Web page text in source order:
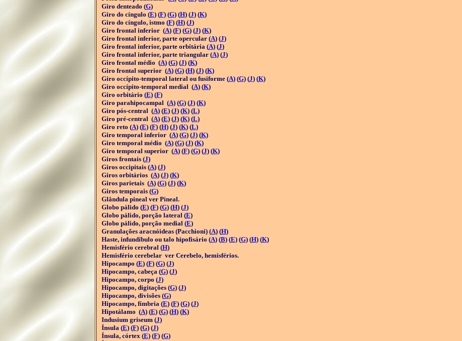
Giro denteado (G)
Giro do cíngulo (E) (F) (G) (H) (J) (K)
Giro do cíngulo, istmo (F) (H) (J)
Giro frontal inferior (A) (F) (G) (J) (K)
Giro frontal inferior, parte opercular (A) (J)
Giro frontal inferior, parte orbitária (A) (J)
Giro frontal inferior, parte triangular (A) (J)
Giro frontal médio (A) (G) (J) (K)
Giro frontal superior (A) (G) (H) (J) (K)
Giro occípito-temporal lateral ou fusiforme (A) (G) (J) (K)
Giro occípito-temporal medial (A) (K)
Giro orbitário (E) (F)
Giro parahipocampal (A) (G) (J) (K)
Giro pós-central (A) (E) (J) (K) (L)
Giro pré-central (A) (E) (J) (K) (L)
Giro reto (A) (E) (F) (H) (J) (K) (L)
Giro temporal inferior (A) (G) (J) (K)
Giro temporal médio (A) (G) (J) (K)
Giro temporal superior (A) (F) (G) (J) (K)
Giros frontais (J)
Giros occipitais (A) (J)
Giros orbitários (A) (J) (K)
Giros parietais (A) (G) (J) (K)
Giros temporais (G)
Glândula pineal ver Pineal.
Globo pálido (E) (F) (G) (H) (J)
Globo pálido, porção lateral (E)
Globo pálido, porção medial (E)
Granulações aracnóideas (Pacchioni) (A) (H)
Haste, infundíbulo ou talo hipofisário (A) (B) (E) (G) (H) (K)
Hemisfério cerebral (H)
Hemisfério cerebelar ver Cerebelo, hemisférios.
Hipocampo (E) (F) (G) (J)
Hipocampo, cabeça (G) (J)
Hipocampo, corpo (J)
Hipocampo, digitações (G) (J)
Hipocampo, divisões (G)
Hipocampo, fímbria (E) (F) (G) (J)
Hipotálamo (A) (E) (G) (H) (K)
Indusium griseum (J)
Ínsula (E) (F) (G) (J)
Ínsula, córtex (E) (F) (G)